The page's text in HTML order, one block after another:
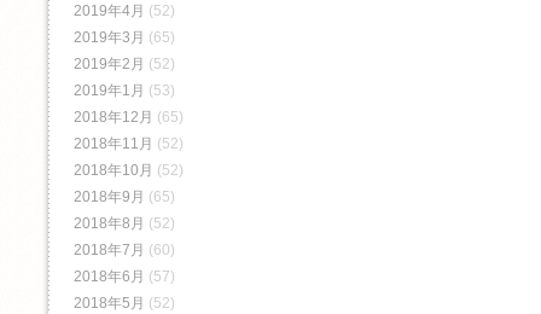
2019年4月 (52)
2019年3月 (65)
2019年2月 (52)
2019年1月 (53)
2018年12月 (65)
2018年11月 (52)
2018年10月 (52)
2018年9月 (65)
2018年8月 (52)
2018年7月 (60)
2018年6月 (57)
2018年5月 (52)